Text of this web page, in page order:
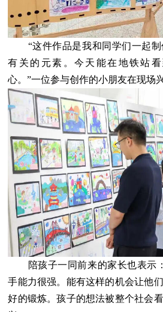
“这件作品是我和同学们一起制
有关的元素。今天能在地铁站
心。”一位参与创作的小朋友在现场
陪孩子一同前来的家长也表示
手能力很强。能有这样的机会让他
好的锻炼。孩子的想法被整个社会